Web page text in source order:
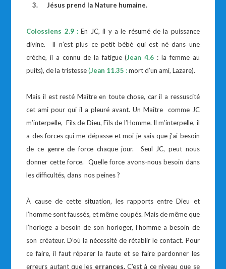
3.Jésus prend la Nature humaine.
Colossiens 2.9 : En JC, il y a le résumé de la puissance
divine. Il n’est plus ce petit bébé qui est né dans une
crèche, il a connu de la fatigue (Jean 4.6 : la femme au
puits), de la tristesse(Jean 11.35 :mort d’un ami, Lazare).
Mais il est resté Maître en toute chose, car il a ressuscité
cet ami pour qui il a pleuré avant. Un Maître comme JC
m’interpelle, Fils de Dieu, Fils de l’Homme. Il m’interpelle, il
a des forces qui me dépasse et moi je sais que j’ai besoin
de ce genre de force chaque jour. Seul JC, peut nous
donner cette force. Quelle force avons-nous besoin dans
les difficultés, dans nos peines ?
À cause de cette situation, les rapports entre Dieu et
l’homme sont faussés, et même coupés. Mais de même que
l’horloge a besoin de son horloger, l’homme a besoin de
son créateur. D’où la nécessité de rétablir le contact. Pour
ce faire, il faut réparer la faute et se faire pardonner les
erreurs autant que les errances.C’est à ce niveau que se